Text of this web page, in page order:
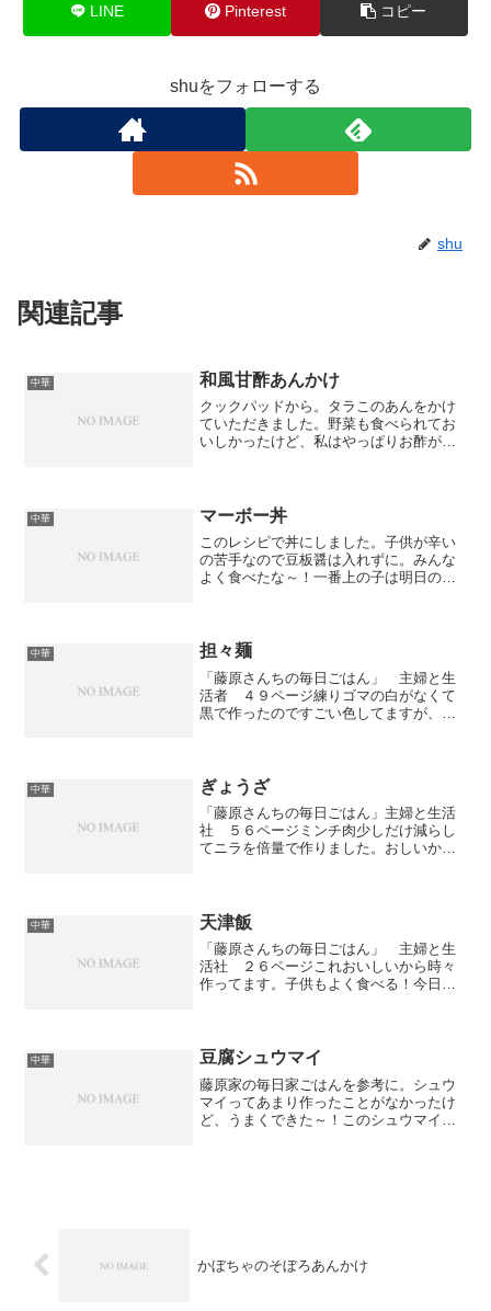
LINE Pinterest コピー
shuをフォローする
shu
関連記事
中華 和風甘酢あんかけ
クックパッドから。タラこのあんをかけ
ていただきました。野菜も食べられてお
いしかったけど、私はやっぱりお酢が入
中華 マーボー丼
このレシピで丼にしました。子供が辛い
の苦手なので豆板醤は入れずに。みんな
よく食べたな～！一番上の子は明日の朝
中華 担々麺
「藤原さんちの毎日ごはん」 主婦と生
活者 ４９ページ練りゴマの白がなくて
黒で作ったのですごい色してますが、お
しかった！子供もおいしい...
中華 ぎょうざ
「藤原さんちの毎日ごはん」主婦と生活
社 ５６ページミンチ肉少しだけ減らし
てニラを倍量で作りました。おしいかっ
中華 天津飯
「藤原さんちの毎日ごはん」 主婦と生
活社 ２６ページこれおいしいから時々
作ってます。子供もよく食べる！今日は
中華 豆腐シュウマイ
藤原家の毎日家ごはんを参考に。シュウ
マイってあまり作ったことがなかったけ
ど、うまくできた～！このシュウマイは
かぼちゃのそぼろあんかけ